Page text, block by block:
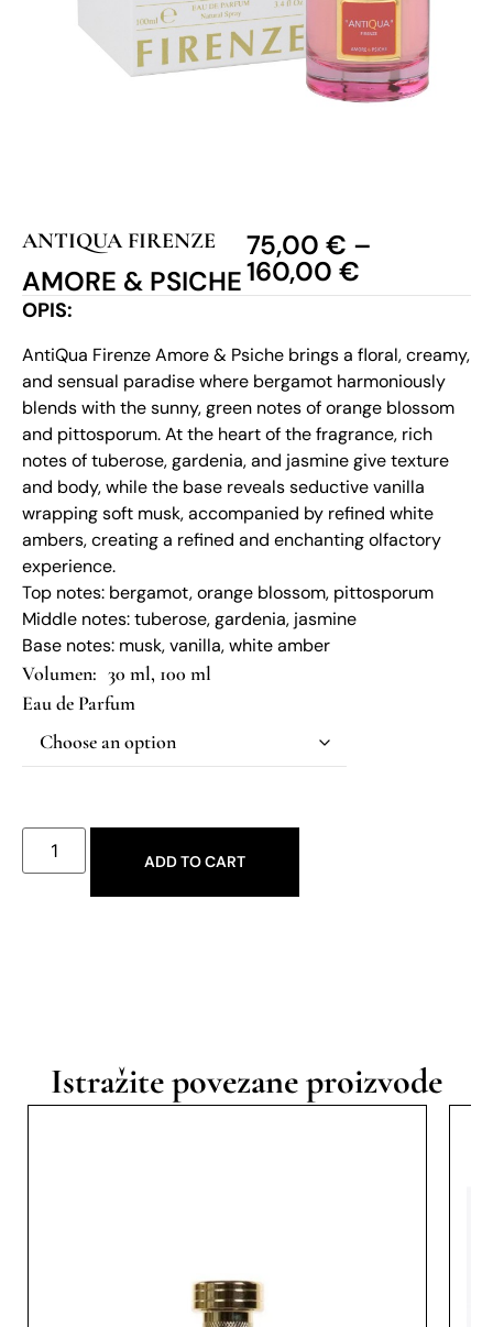
ANTIQUA FIRENZE
AMORE & PSICHE
75,00 € –
160,00 €
OPIS:
AntiQua Firenze Amore & Psiche brings a floral, creamy,
and sensual paradise where bergamot harmoniously
blends with the sunny, green notes of orange blossom
and pittosporum. At the heart of the fragrance, rich
notes of tuberose, gardenia, and jasmine give texture
and body, while the base reveals seductive vanilla
wrapping soft musk, accompanied by refined white
ambers, creating a refined and enchanting olfactory
experience.
Top notes: bergamot, orange blossom, pittosporum
Middle notes: tuberose, gardenia, jasmine
Base notes: musk, vanilla, white amber
30 ml, 100 ml
Eau de Parfum
ADD TO CART
Istražite povezane proizvode